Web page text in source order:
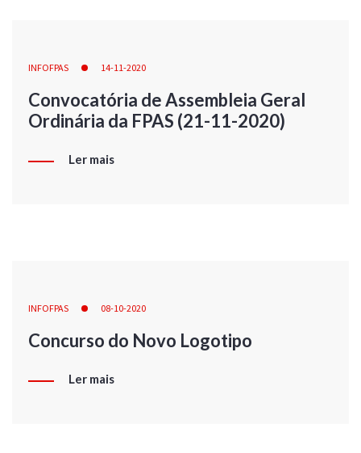
INFOFPAS 14-11-2020
Convocatória de Assembleia Geral
Ordinária da FPAS (21-11-2020)
Ler mais
INFOFPAS 08-10-2020
Concurso do Novo Logotipo
Ler mais